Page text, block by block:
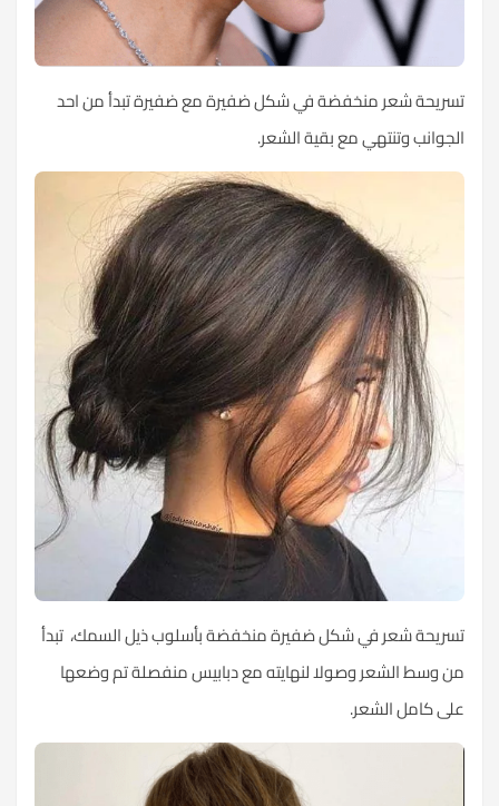
تسريحة شعر منخفضة في شكل ضفيرة مع ضفيرة تبدأ من احد
الجوانب وتنتهي مع بقيةالشعر.
تسريحة شعر في شكل ضفيرة منخفضة بأسلوب ذيل السمك، تبدأ
من وسط الشعر وصولا لنهايته مع دبابيس منفصلة تم وضعها
على كامل الشعر.